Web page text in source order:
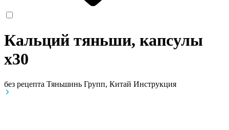
Кальций тяньши, капсулы
x30
без рецепта Тяньшинь Групп, Китай Инструкция